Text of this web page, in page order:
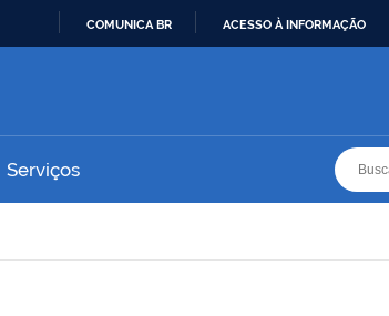
COMUNICA BR ACESSO À INFORMAÇÃO
Serviços